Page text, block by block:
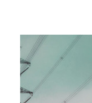
Portugal
Rumunija
Singapur